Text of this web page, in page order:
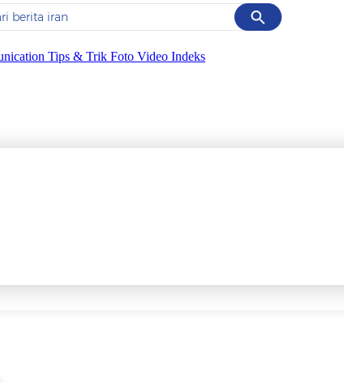
Cancel
sedang ramai dicari
yang dicari
Tips & Trik Foto Video Indeks